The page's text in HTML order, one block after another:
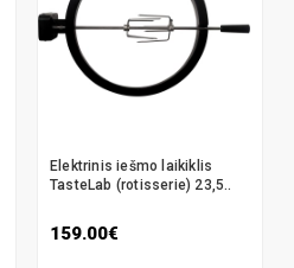
Elektrinis iešmo laikiklis
TasteLab (rotisserie) 23,5..
159.00€